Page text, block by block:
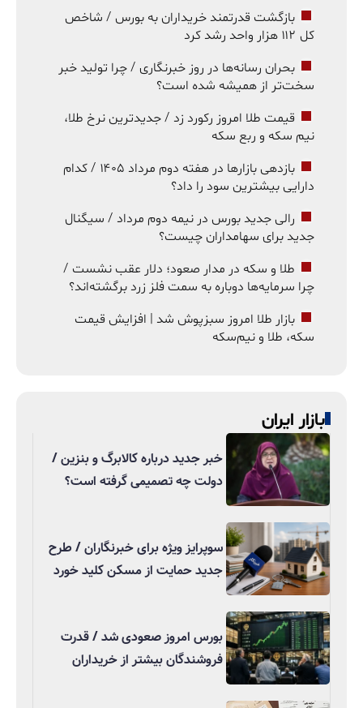
بازگشت قدرتمند خریداران به بورس / شاخص
کل ۱۱۲ هزار واحد رشد کرد
بحران رسانه‌ها در روز خبرنگاری / چرا تولید خبر
سخت‌تر از همیشه شده است؟
قیمت طلا امروز رکورد زد / جدیدترین نرخ طلا،
نیم سکه و ربع سکه
بازدهی بازارها در هفته دوم مرداد ۱۴۰۵ / کدام
دارایی بیشترین سود را داد؟
رالی جدید بورس در نیمه دوم مرداد / سیگنال
جدید برای سهامداران چیست؟
طلا و سکه در مدار صعود؛ دلار عقب نشست /
چرا سرمایه‌ها دوباره به سمت فلز زرد برگشته‌اند؟
بازار طلا امروز سبزپوش شد | افزایش قیمت
سکه، طلا و نیم‌سکه
بازار ایران
خبر جدید درباره کالابرگ و بنزین /
دولت چه تصمیمی گرفته است؟
سوپرایز ویژه برای خبرنگاران / طرح
جدید حمایت از مسکن کلید خورد
بورس امروز صعودی شد / قدرت
فروشندگان بیشتر از خریداران